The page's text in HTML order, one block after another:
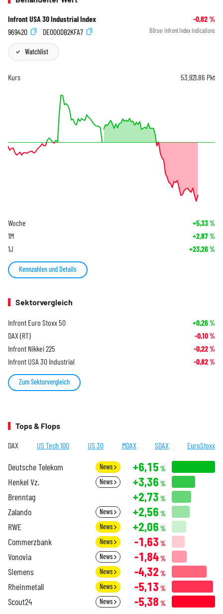
Infront USA 30 Industrial Index -0,82%
969420
DE000DB2KFA7 Börse: Infront Index Indications
Watchlist
Kurs 53.921,86 Pkt
Woche +5,33%
1M +2,87%
1J +23,26%
Kennzahlen und Details
Sektorvergleich
Infront Euro Stoxx 50 +0,26%
DAX (RT) -0,10%
Infront Nikkei 225 -0,22%
Infront USA 30 Industrial -0,82%
Zum Sektorvergleich
Tops & Flops
DAX US Tech 100 US 30 MDAX SDAX EuroStoxx
Deutsche Telekom News +6,15 %
Henkel Vz. News +3,36 %
Brenntag +2,73 %
Zalando News +2,56 %
RWE News +2,06 %
Commerzbank News -1,63 %
Vonovia News -1,84%
Siemens News -4,32 %
Rheinmetall News -5,13 %
Scout24 News -5,38 %